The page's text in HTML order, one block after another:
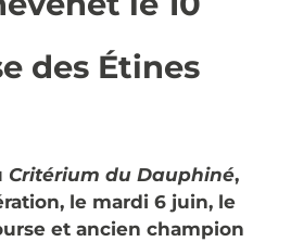
des Étines
Critérium du Dauphiné,
le mardi 6 juin, le
et ancien champion